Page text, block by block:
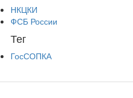
НКЦКИ
ФСБ России
Тег
ГосСОПКА